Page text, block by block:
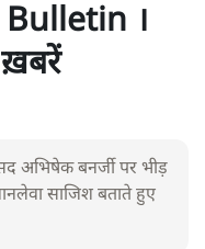
।
अभिषेक बनर्जी पर भीड़
साजिश बताते हुए